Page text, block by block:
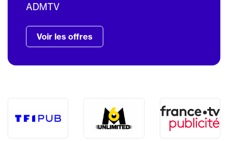
ADMTV
Voir les offres